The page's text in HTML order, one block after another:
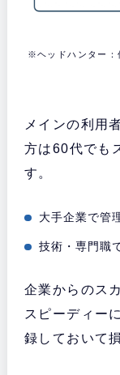
※ヘッドハンター：
メインの利用
方は60代でも
す。
大手企業で管
技術・専門職
企業からのス
スピーディー
録しておいて